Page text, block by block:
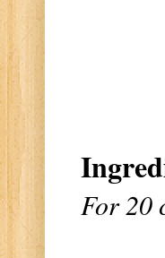
For 20